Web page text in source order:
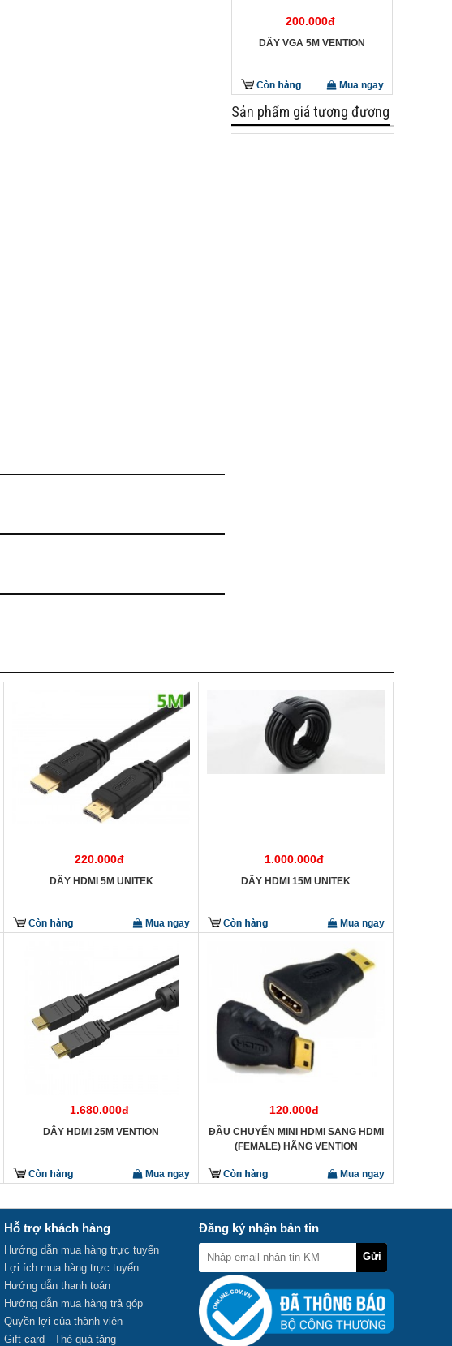
200.000đ
DÂY VGA 5M VENTION
Mua ngay
Sản phẩm giá tương đương
220.000đ
DÂY HDMI 5M UNITEK
Mua ngay
1.000.000đ
DÂY HDMI 15M UNITEK
Mua ngay
1.680.000đ
DÂY HDMI 25M VENTION
Mua ngay
120.000đ
ĐẦU CHUYỂN MINI HDMI SANG HDMI
(FEMALE) HÃNG VENTION
Mua ngay
Hỗ trợ khách hàng
Hướng dẫn mua hàng trực tuyến
Lợi ích mua hàng trực tuyến
Hướng dẫn thanh toán
Hướng dẫn mua hàng trả góp
Quyền lợi của thành viên
Gift card - Thẻ quà tặng
Đăng ký nhận bản tin
Gửi